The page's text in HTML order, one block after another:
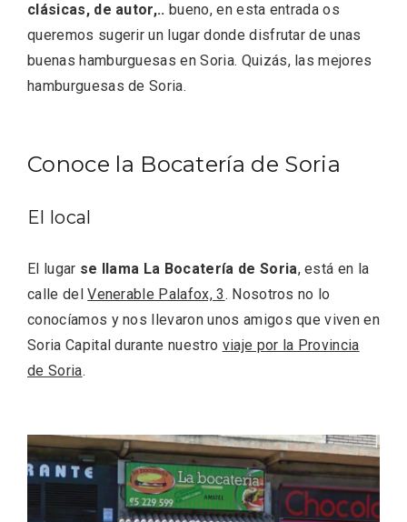
clásicas, de autor,..bueno, en esta entrada os
queremos sugerir un lugar donde disfrutar de unas
buenas hamburguesas en Soria. Quizás, las mejores
hamburguesas de Soria.
Conoce la Bocatería de Soria
El local
El lugar se llama La Bocatería de Soria, está en la
calle delVenerable Palafox, 3. Nosotros no lo
conocíamos y nos llevaron unos amigos que viven en
Soria Capital durante nuestro viaje por la Provincia
de Soria.
Fiesta de los Fueros 2026 de Sepúlveda
y Feria de Artesanía